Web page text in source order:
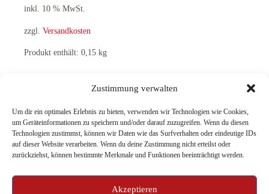
Zustimmung verwalten
Um dir ein optimales Erlebnis zu bieten, verwenden wir Technologien wie Cookies,
um Geräteinformationen zu speichern und/oder darauf zuzugreifen. Wenn du diesen
Technologien zustimmst, können wir Daten wie das Surfverhalten oder eindeutige IDs
auf dieser Website verarbeiten. Wenn du deine Zustimmung nicht erteilst oder
zurückziehst, können bestimmte Merkmale und Funktionen beeinträchtigt werden.
Akzeptieren
inkl. 10 % MwSt.
zzgl. Versandkosten
Produkt enthält: 0,15 kg